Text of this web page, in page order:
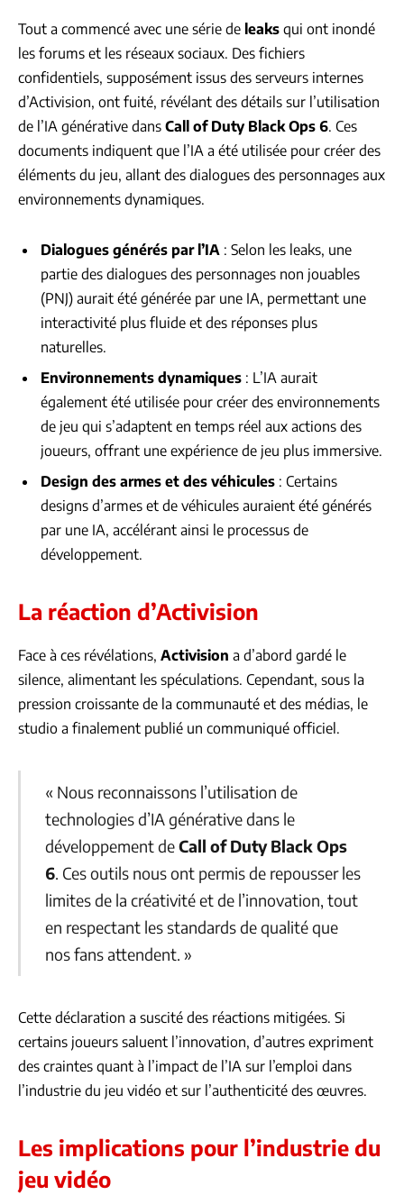
Tout a commencé avec une série de leaks qui ont inondé
les forums et les réseaux sociaux. Des fichiers
confidentiels, supposément issus des serveurs internes
d’Activision, ont fuité, révélant des détails sur l’utilisation
de l’IA générative dans Call of Duty Black Ops 6. Ces
documents indiquent que l’IA a été utilisée pour créer des
éléments du jeu, allant des dialogues des personnages aux
environnements dynamiques.
Dialogues générés par l’IA : Selon les leaks, une
partie des dialogues des personnages non jouables
(PNJ) aurait été générée par une IA, permettant une
interactivité plus fluide et des réponses plus
naturelles.
Environnements dynamiques : L’IA aurait
également été utilisée pour créer des environnements
de jeu qui s’adaptent en temps réel aux actions des
joueurs, offrant une expérience de jeu plus immersive.
Design des armes et des véhicules : Certains
designs d’armes et de véhicules auraient été générés
par une IA, accélérant ainsi le processus de
développement.
La réaction d’Activision
Face à ces révélations, Activision a d’abord gardé le
silence, alimentant les spéculations. Cependant, sous la
pression croissante de la communauté et des médias, le
studio a finalement publié un communiqué officiel.
« Nous reconnaissons l’utilisation de
technologies d’IA générative dans le
développement deCall of Duty Black Ops
6. Ces outils nous ont permis de repousser les
limites de la créativité et de l’innovation, tout
en respectant les standards de qualité que
nos fans attendent. »
Cette déclaration a suscité des réactions mitigées. Si
certains joueurs saluent l’innovation, d’autres expriment
des craintes quant à l’impact de l’IA sur l’emploi dans
l’industrie du jeu vidéo et sur l’authenticité des œuvres.
Les implications pour l’industrie du
jeu vidéo